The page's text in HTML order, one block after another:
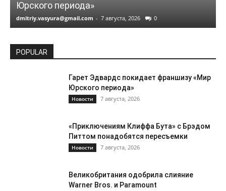
Юрского периода»
dmitriy.vasyura@gmail.com - 7 августа, 2026 0
POPULAR
Гарет Эдвардс покидает франшизу «Мир
Юрского периода»
Новости 7 августа, 2026
«Приключениям Клиффа Бута» с Брэдом
Питтом понадобятся пересъемки
Новости 7 августа, 2026
Великобритания одобрила слияние
Warner Bros. и Paramount